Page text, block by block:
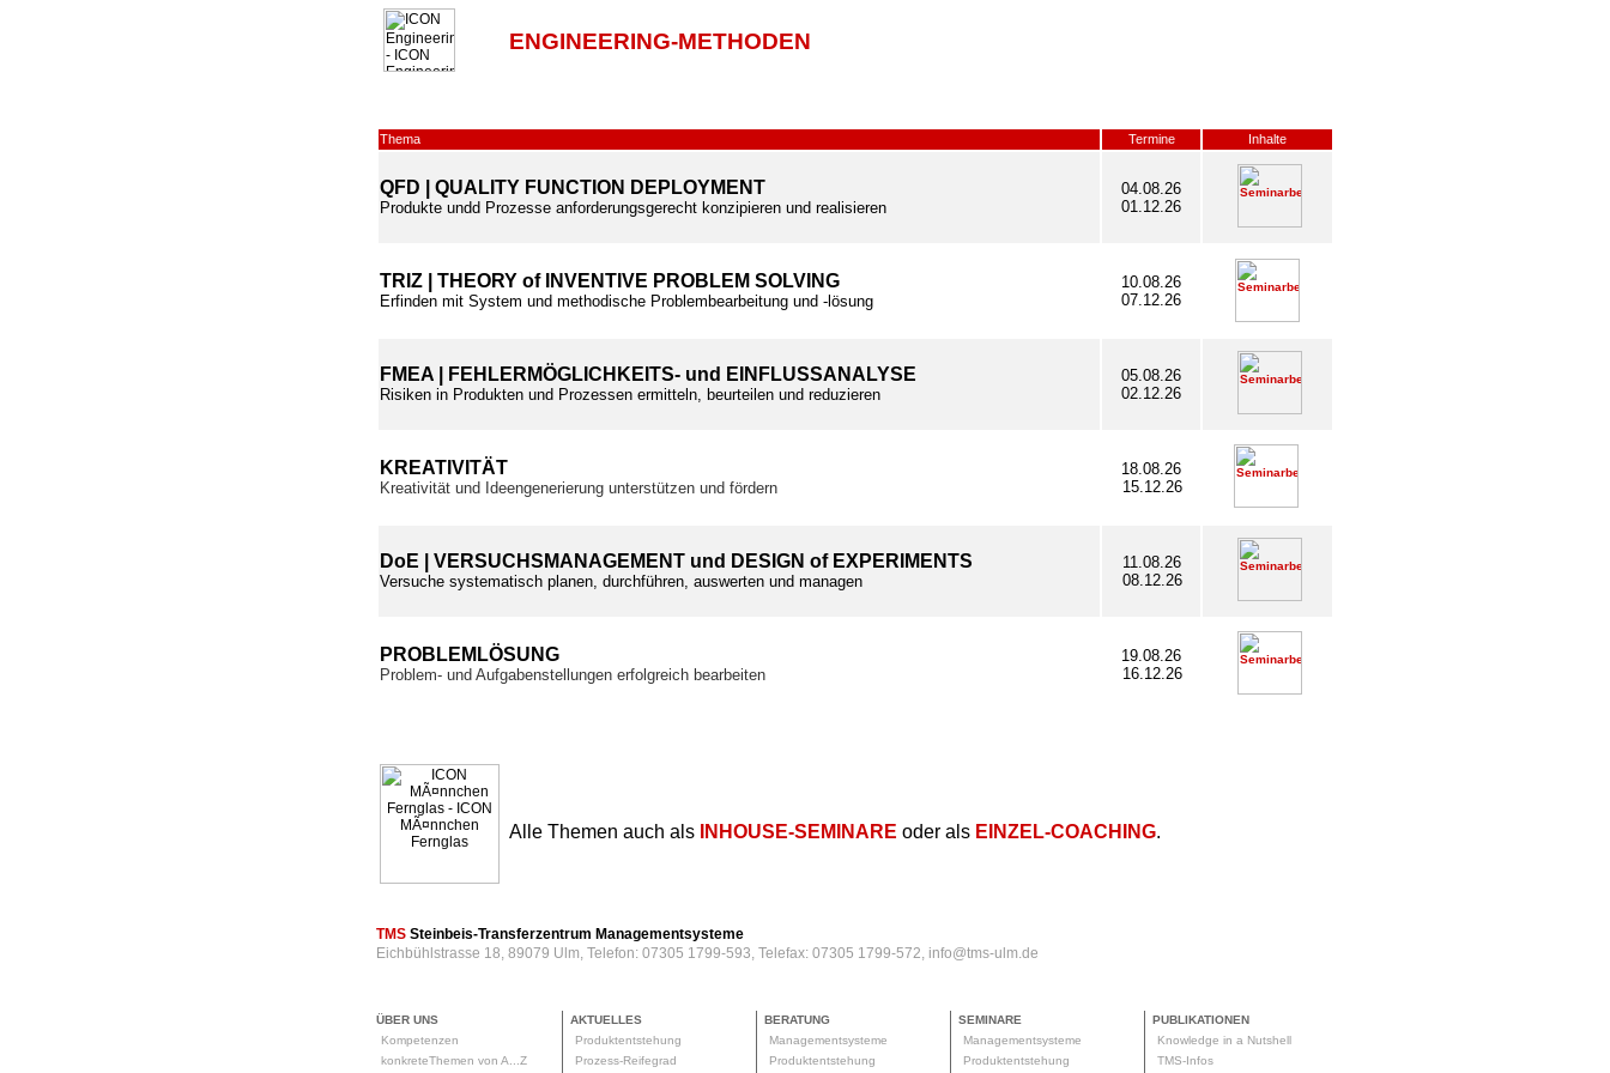
ENGINEERING-METHODEN
Thema Termine Inhalte
QFD | QUALITY FUNCTION DEPLOYMENT
Produkte undd Prozesse anforderungsgerecht konzipieren und realisieren
04.08.26
01.12.26
TRIZ | THEORY of INVENTIVE PROBLEM SOLVING
Erfinden mit System und methodische Problembearbeitung und -lösung
10.08.26
07.12.26
FMEA | FEHLERMÖGLICHKEITS- und EINFLUSSANALYSE
Risiken in Produkten und Prozessen ermitteln, beurteilen und reduzieren
05.08.26
02.12.26
KREATIVITÄT
Kreativität und Ideengenerierung unterstützen und fördern
18.08.26
15.12.26
DoE | VERSUCHSMANAGEMENT und DESIGN of EXPERIMENTS
Versuche systematisch planen, durchführen, auswerten und managen
11.08.26
08.12.26
PROBLEMLÖSUNG
Problem- und Aufgabenstellungen erfolgreich bearbeiten
19.08.26
16.12.26
Alle Themen auch als INHOUSE-SEMINARE oder als EINZEL-COACHING.
TMS Steinbeis-Transferzentrum Managementsysteme
Eichbühlstrasse 18, 89079 Ulm, Telefon: 07305 1799-593, Telefax: 07305 1799-572, info@tms-ulm.de
ÜBER UNS
Kompetenzen
konkreteThemen von A...Z
AKTUELLES
Produktentstehung
Prozess-Reifegrad
BERATUNG
Managementsysteme
Produktentstehung
SEMINARE
Managementsysteme
Produktentstehung
PUBLIKATIONEN
Knowledge in a Nutshell
TMS-Infos